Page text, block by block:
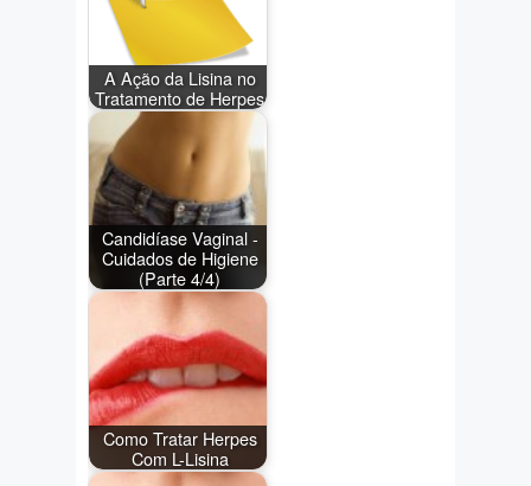
A Ação da Lisina no
Tratamento de Herpes
Candidíase Vaginal -
Cuidados de Higiene
(Parte 4/4)
Como Tratar Herpes
Com L-Lisina